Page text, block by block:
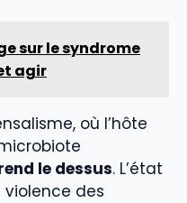
sur le syndrome
agir
où l’hôte
le dessus. L’état
des